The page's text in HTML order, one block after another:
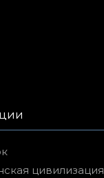
цивилизация